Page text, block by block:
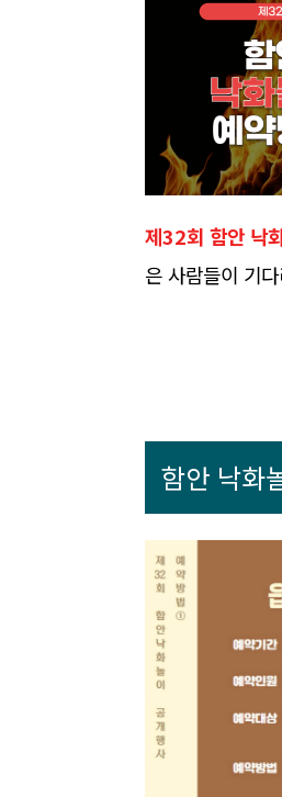
제32회 함안 낙
은 사람들이 기
함안 낙화